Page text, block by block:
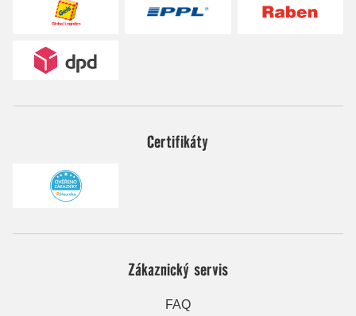
Certifikáty
Zákaznický servis
FAQ